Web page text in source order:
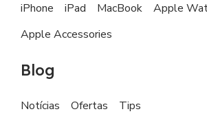
iPhone iPad MacBook
Apple
Apple Accessories
Blog
Notícias Ofertas Tips